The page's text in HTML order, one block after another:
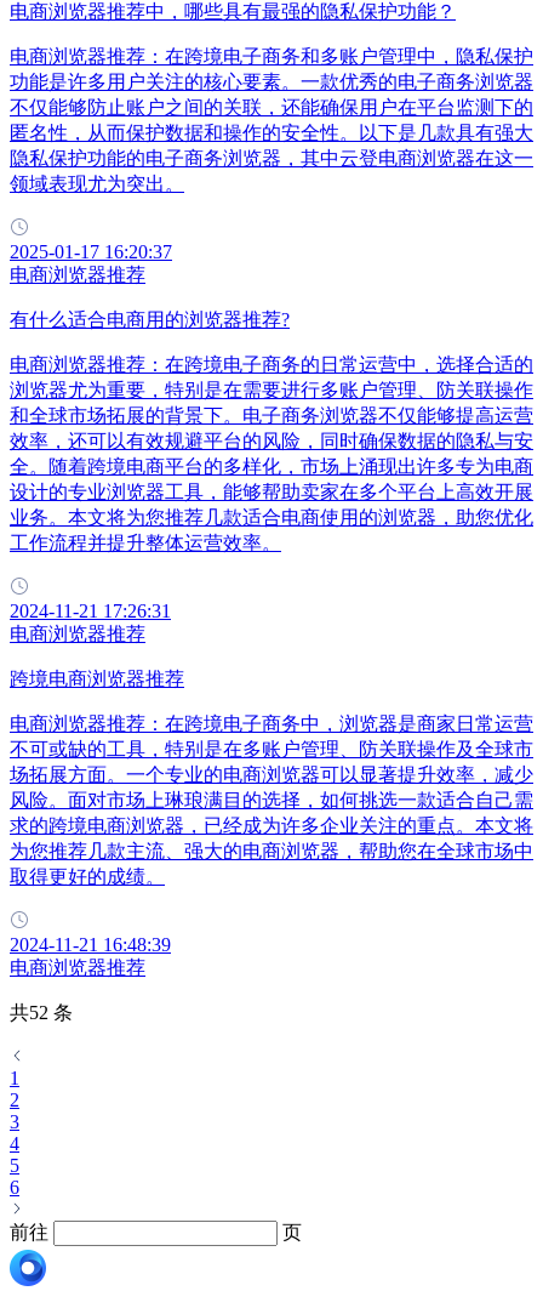
电商浏览器推荐中，哪些具有最强的隐私保护功能？
电商浏览器推荐：在跨境电子商务和多账户管理中，隐私保护
功能是许多用户关注的核心要素。一款优秀的电子商务浏览器
不仅能够防止账户之间的关联，还能确保用户在平台监测下的
匿名性，从而保护数据和操作的安全性。以下是几款具有强大
隐私保护功能的电子商务浏览器，其中云登电商浏览器在这一
领域表现尤为突出。
2025-01-17 16:20:37
电商浏览器推荐
有什么适合电商用的浏览器推荐?
电商浏览器推荐：在跨境电子商务的日常运营中，选择合适的
浏览器尤为重要，特别是在需要进行多账户管理、防关联操作
和全球市场拓展的背景下。电子商务浏览器不仅能够提高运营
效率，还可以有效规避平台的风险，同时确保数据的隐私与安
全。随着跨境电商平台的多样化，市场上涌现出许多专为电商
设计的专业浏览器工具，能够帮助卖家在多个平台上高效开展
业务。本文将为您推荐几款适合电商使用的浏览器，助您优化
工作流程并提升整体运营效率。
2024-11-21 17:26:31
电商浏览器推荐
跨境电商浏览器推荐
电商浏览器推荐：在跨境电子商务中，浏览器是商家日常运营
不可或缺的工具，特别是在多账户管理、防关联操作及全球市
场拓展方面。一个专业的电商浏览器可以显著提升效率，减少
风险。面对市场上琳琅满目的选择，如何挑选一款适合自己需
求的跨境电商浏览器，已经成为许多企业关注的重点。本文将
为您推荐几款主流、强大的电商浏览器，帮助您在全球市场中
取得更好的成绩。
2024-11-21 16:48:39
电商浏览器推荐
共52 条
1
2
3
4
5
6
前往 页